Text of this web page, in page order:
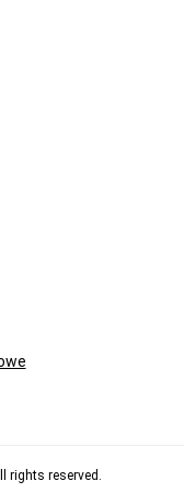
rights reserved.